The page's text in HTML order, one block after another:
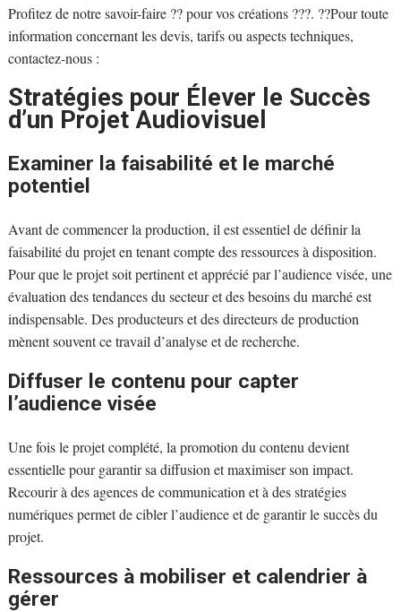
Profitez de notre savoir-faire ?? pour vos créations ???. ??Pour toute
information concernant les devis, tarifs ou aspects techniques,
contactez-nous :
Stratégies pour Élever le Succès
d’un Projet Audiovisuel
Examiner la faisabilité et le marché
potentiel
Avant de commencer la production, il est essentiel de définir la
faisabilité du projet en tenant compte des ressources à disposition.
Pour que le projet soit pertinent et apprécié par l’audience visée, une
évaluation des tendances du secteur et des besoins du marché est
indispensable. Des producteurs et des directeurs de production
mènent souvent ce travail d’analyse et de recherche.
Diffuser le contenu pour capter
l’audience visée
Une fois le projet complété, la promotion du contenu devient
essentielle pour garantir sa diffusion et maximiser son impact.
Recourir à des agences de communication et à des stratégies
numériques permet de cibler l’audience et de garantir le succès du
projet.
Ressources à mobiliser et calendrier à
gérer